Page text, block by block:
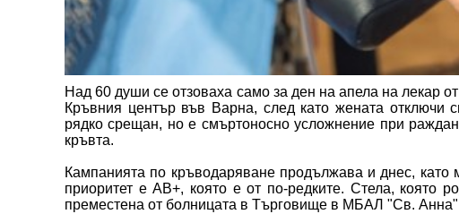
Над 60 души се отзоваха само за ден на апела на лекар
Кръвния център във Варна, след като жената отключи
рядко срещан, но е смъртоносно усложнение при
кръвта.
Кампанията по кръводаряване продължава и днес, като
приоритет е АВ+, която е от по-редките. Стела, която
преместена от болницата в Търговище в МБАЛ "Св.